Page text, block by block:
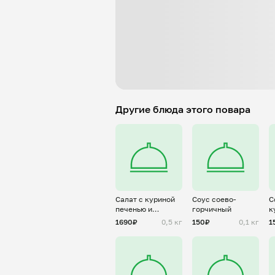
Другие блюда этого повара
Салат с куриной
печенью и
ягодным
1690₽ 0,5 кг
Соус соево-
горчичный
150₽
0,1 кг